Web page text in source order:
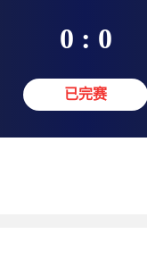
0 : 0
已完赛